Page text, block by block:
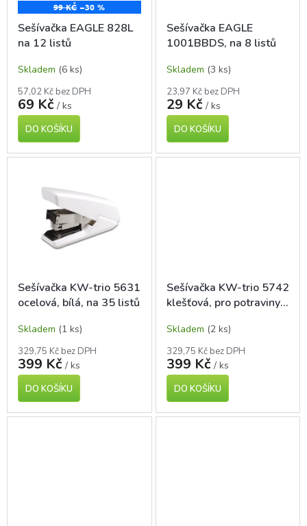
o
d
u
t
ů
99 KČ –30 %
Sešívačka EAGLE 828L
na 12 listů
Skladem (6 ks)
57,02 Kč bez DPH
69 Kč / ks
DO KOŠÍKU
Sešívačka EAGLE
1001BBDS, na 8 listů
Skladem (3 ks)
23,97 Kč bez DPH
29 Kč / ks
DO KOŠÍKU
Sešívačka KW-trio 5631
ocelová, bílá, na 35 listů
Skladem (1 ks)
329,75 Kč bez DPH
399 Kč / ks
DO KOŠÍKU
Sešívačka KW-trio 5742
klešťová, pro potraviny a
Skladem (2 ks)
329,75 Kč bez DPH
399 Kč / ks
DO KOŠÍKU